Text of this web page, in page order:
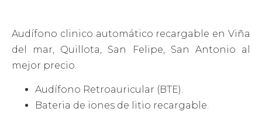
Audífono clinico automático recargable en Viña
del mar, Quillota, San Felipe, San Antonio al
mejor precio.
Audífono Retroauricular (BTE).
Bateria de iones de litio recargable.